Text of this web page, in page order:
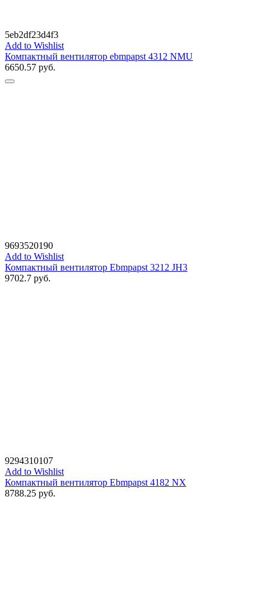
5eb2df23d4f3
Add to Wishlist
Компактный вентилятор ebmpapst 4312 NMU
6650.57 руб.
9693520190
Add to Wishlist
Компактный вентилятор Ebmpapst 3212 JH3
9702.7 руб.
9294310107
Add to Wishlist
Компактный вентилятор Ebmpapst 4182 NX
8788.25 руб.